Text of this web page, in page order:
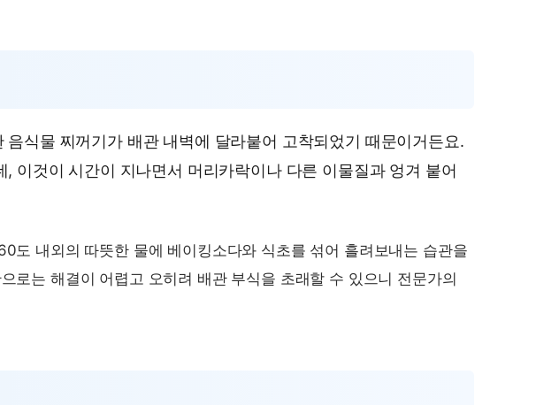
식물 찌꺼기가 배관 내벽에 달라붙어 고착되었기 때문이거든요.
이것이 시간이 지나면서 머리카락이나 다른 이물질과 엉겨 붙어
도 내외의 따뜻한 물에 베이킹소다와 식초를 섞어 흘려보내는 습관을
로는 해결이 어렵고 오히려 배관 부식을 초래할 수 있으니 전문가의